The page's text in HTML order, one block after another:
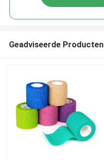
Geadviseerde Producten